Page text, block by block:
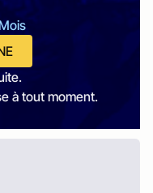
à tout moment.